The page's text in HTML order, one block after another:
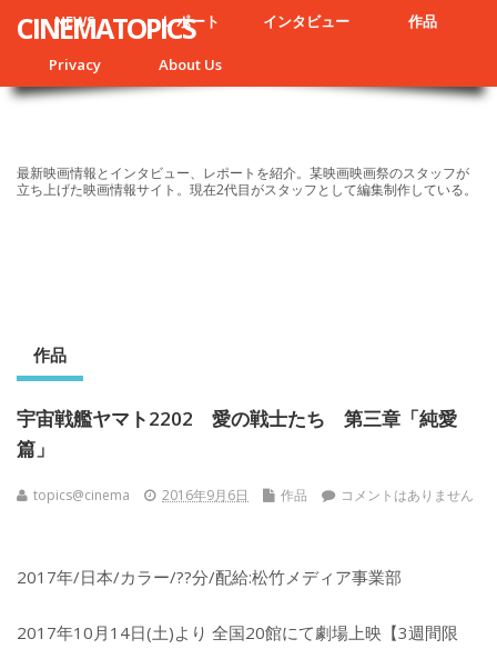
NEWS レポート インタビュー 作品
Privacy About Us
CINEMATOPICS
最新映画情報とインタビュー、レポートを紹介。某映画映画祭のスタッフが
立ち上げた映画情報サイト。現在2代目がスタッフとして編集制作している。
作品
宇宙戦艦ヤマト2202 愛の戦士たち 第三章「純愛
篇」
topics@cinema 2016年9月6日 作品 コメントはありません
2017年/日本/カラー/??分/配給:松竹メディア事業部
2017年10月14日(土)より 全国20館にて劇場上映【3週間限